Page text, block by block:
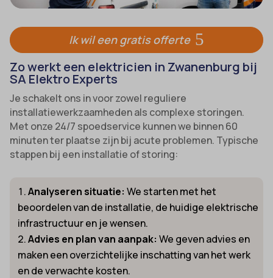
Ik wil een gratis offerte
Zo werkt een elektricien in Zwanenburg bij
SA Elektro Experts
Je schakelt ons in voor zowel reguliere
installatiewerkzaamheden als complexe storingen.
Met onze 24/7 spoedservice kunnen we binnen 60
minuten ter plaatse zijn bij acute problemen. Typische
stappen bij een installatie of storing:
Analyseren situatie: We starten met het
beoordelen van de installatie, de huidige elektrische
infrastructuur en je wensen.
Advies en plan van aanpak: We geven advies en
maken een overzichtelijke inschatting van het werk
en de verwachte kosten.